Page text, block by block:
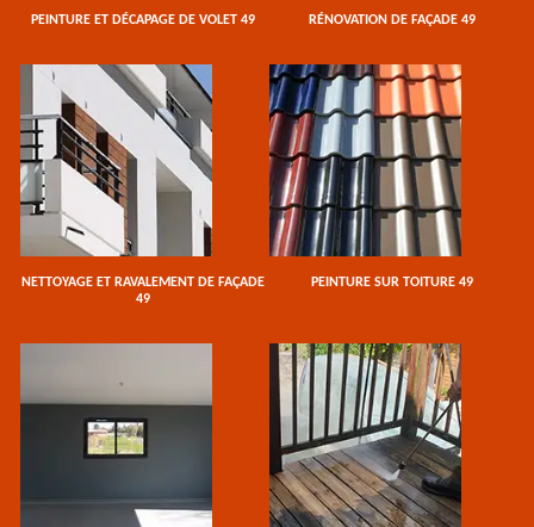
PEINTURE ET DÉCAPAGE DE VOLET 49 RÉNOVATION DE FAÇADE 49
NETTOYAGE ET RAVALEMENT DE FAÇADE
49
PEINTURE SUR TOITURE 49